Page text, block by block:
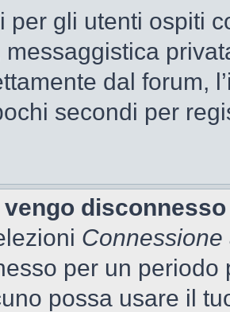
per gli utenti ospiti
messaggistica
dal forum,
secondi per
vengo
per un
possa usare il